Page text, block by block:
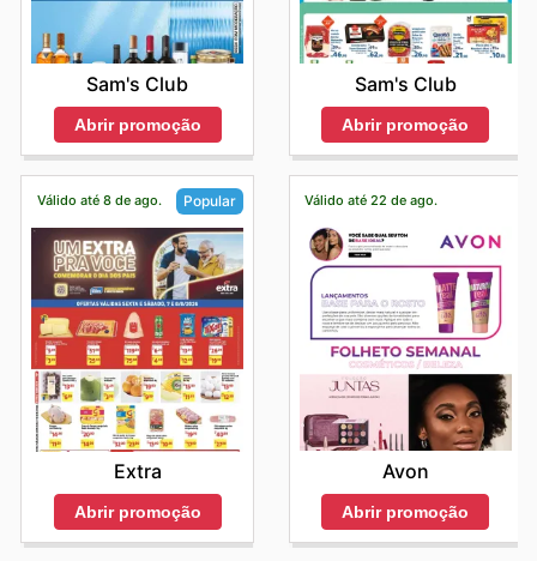
Sam's Club
Abrir promoção
Sam's Club
Abrir promoção
Válido até 8 de ago. Popular
Extra
Abrir promoção
Válido até 22 de ago.
Avon
Abrir promoção